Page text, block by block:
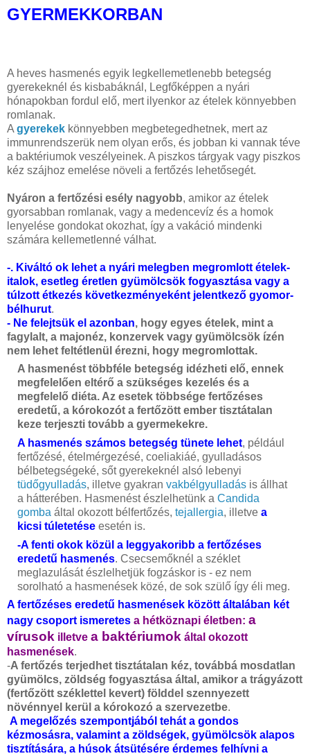
GYERMEKKORBAN
A heves hasmenés egyik legkellemetlenebb betegség
gyerekeknél és kisbabáknál, Legfőképpen a nyári
hónapokban fordul elő, mert ilyenkor az ételek könnyebben
romlanak.
A gyerekek könnyebben megbetegedhetnek, mert az
immunrendszerük nem olyan erős, és jobban ki vannak téve
a baktériumok veszélyeinek. A piszkos tárgyak vagy piszkos
kéz szájhoz emelése növeli a fertőzés lehetősegét.
Nyáron a fertőzési esély nagyobb, amikor az ételek
gyorsabban romlanak, vagy a medencevíz és a homok
lenyelése gondokat okozhat, így a vakáció mindenki
számára kellemetlenné válhat.
-. Kiváltó ok lehet a nyári melegben megromlott ételek-
italok, esetleg éretlen gyümölcsök fogyasztása vagy a
túlzott étkezés következményeként jelentkező gyomor-
bélhurut.
- Ne felejtsük el azonban, hogy egyes ételek, mint a
fagylalt, a majonéz, konzervek vagy gyümölcsök ízén
nem lehet feltétlenül érezni, hogy megromlottak.
A hasmenést többféle betegség idézheti elő, ennek
megfelelően eltérő a szükséges kezelés és a
megfelelő diéta. Az esetek többsége fertőzéses
eredetű, a kórokozót a fertőzött ember tisztátalan
keze terjeszti tovább a gyermekekre.
A hasmenés számos betegség tünete lehet, például
fertőzésé, ételmérgezésé, coeliakiáé, gyulladásos
bélbetegségeké, sőt gyerekeknél alsó lebenyi
tüdőgyulladás, illetve gyakran vakbélgyulladás is állhat
a hátterében. Hasmenést észlelhetünk a Candida
gomba által okozott bélfertőzés, tejallergia, illetve a
kicsi túletetése esetén is.
-A fenti okok közül a leggyakoribb a fertőzéses
eredetű hasmenés. Csecsemőknél a széklet
meglazulását észlelhetjük fogzáskor is - ez nem
sorolható a hasmenések közé, de sok szülő így éli meg.
A fertőzéses eredetű hasmenések között általában két
nagy csoport ismeretes a hétköznapi életben: a
vírusok illetve a baktériumok által okozott
hasmenések.
-A fertőzés terjedhet tisztátalan kéz, továbbá mosdatlan
gyümölcs, zöldség fogyasztása által, amikor a trágyázott
(fertőzött széklettel kevert) földdel szennyezett
növénnyel kerül a kórokozó a szervezetbe.
A megelőzés szempontjából tehát a gondos
kézmosásra, valamint a zöldségek, gyümölcsök alapos
tisztítására, a húsok átsütésére érdemes felhívni a